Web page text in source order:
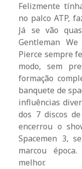
Felizmente
no palco ATP,
Já se vão
Gentleman
Pierce sempre
modo, sem
formação
banquete de
influências
dos 7 discos
encerrou o
Spacemen 3,
marcou
melhor.